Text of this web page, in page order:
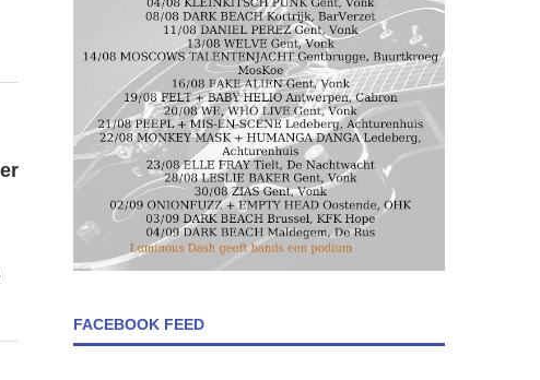
FACEBOOK FEED